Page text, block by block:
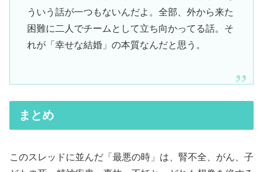
ういう話が一つもないんだよ。全部、外から来た
困難に二人でチームとして立ち向かってる話。そ
れが「幸せな結婚」の本質なんだと思う。
まとめ
このスレッドに並んだ「最悪の時」は、腎不全、がん、子